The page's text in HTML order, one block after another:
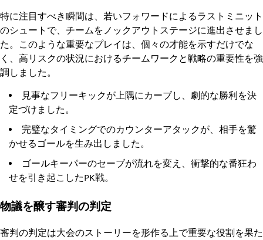
特に注目すべき瞬間は、若いフォワードによるラストミニット
のシュートで、チームをノックアウトステージに進出させまし
た。このような重要なプレイは、個々の才能を示すだけでな
く、高リスクの状況におけるチームワークと戦略の重要性を強
調しました。
見事なフリーキックが上隅にカーブし、劇的な勝利を決
定づけました。
完璧なタイミングでのカウンターアタックが、相手を驚
かせるゴールを生み出しました。
ゴールキーパーのセーブが流れを変え、衝撃的な番狂わ
せを引き起こしたPK戦。
物議を醸す審判の判定
審判の判定は大会のストーリーを形作る上で重要な役割を果た